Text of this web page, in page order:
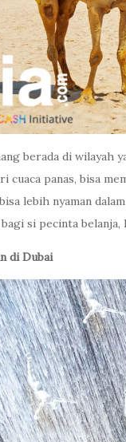
berada di wilayah
cuaca panas, bisa
lebih nyaman
si pecinta
di Dubai